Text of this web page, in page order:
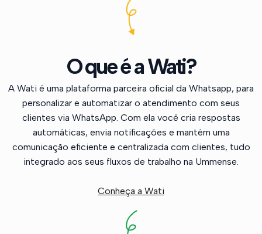
O que é a Wati?
A Wati é uma plataforma parceira oficial da Whatsapp, para
personalizar e automatizar o atendimento com seus
clientes via WhatsApp. Com ela você cria respostas
automáticas, envia notificações e mantém uma
comunicação eficiente e centralizada com clientes, tudo
integrado aos seus fluxos de trabalho na Ummense.
Conheça a Wati